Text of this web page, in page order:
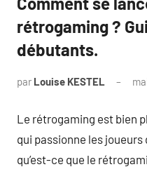
rétrogaming ?
débutants.
par Louise KESTEL
Le rétrogaming est bien
qui passionne les
qu’est-ce que le